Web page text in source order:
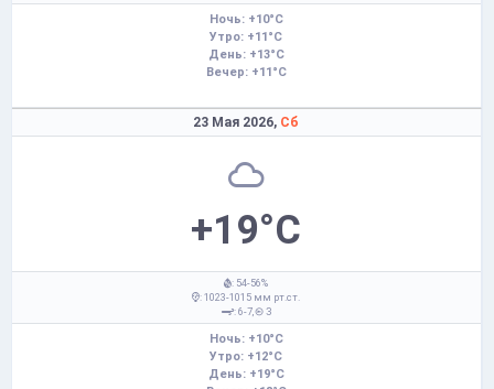
Ночь: +10°C
Утро: +11°C
День: +13°C
Вечер: +11°C
23 Мая 2026, Сб
+19°C
: 54-56%
: 1023-1015 мм рт.ст.
: 6-7,
З
Ночь: +10°C
Утро: +12°C
День: +19°C